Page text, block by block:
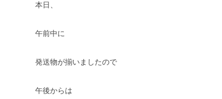
本日、
午前中に
発送物が揃いましたので
午後からは